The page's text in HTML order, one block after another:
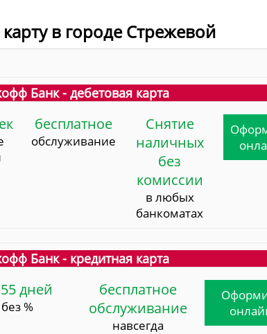
в городе Стрежевой
Банк - дебетовая карта
бесплатное
обслуживание
Снятие
наличных
без
комиссии
в любых
банкоматах
Банк - кредитная карта
дней
без %
бесплатное
обслуживание
навсегда